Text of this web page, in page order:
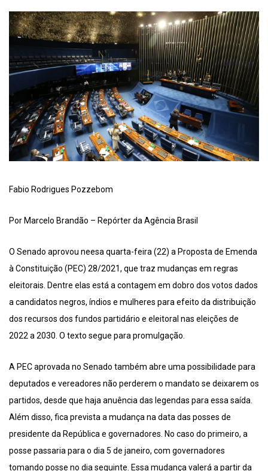
Fabio Rodrigues Pozzebom
Por Marcelo Brandão – Repórter da Agência Brasil
O Senado aprovou neesa quarta-feira (22) a Proposta de Emenda
à Constituição (PEC) 28/2021, que traz mudanças em regras
eleitorais. Dentre elas está a contagem em dobro dos votos dados
a candidatos negros, índios e mulheres para efeito da distribuição
dos recursos dos fundos partidário e eleitoral nas eleições de
2022 a 2030. O texto segue para promulgação.
A PEC aprovada no Senado também abre uma possibilidade para
deputados e vereadores não perderem o mandato se deixarem os
partidos, desde que haja anuência das legendas para essa saída.
Além disso, fica prevista a mudança na data das posses de
presidente da República e governadores. No caso do primeiro, a
posse passaria para o dia 5 de janeiro, com governadores
tomando posse no dia seguinte. Essa mudança valerá a partir da